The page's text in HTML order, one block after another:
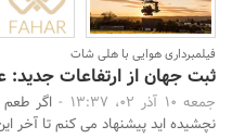
فیلمبرداری هوایی با هلی شات
ثبت جهان از ارتفاعات
جمعه 10 آذر 02، 13:37 -
اگر
نچشیده اید پیشنهاد می کنم تا آخر